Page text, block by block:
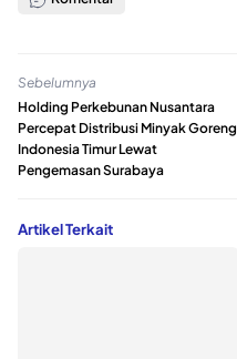
Sebelumnya
Holding Perkebunan Nusantara
Percepat Distribusi Minyak Goreng
Indonesia Timur Lewat
Pengemasan Surabaya
Artikel Terkait